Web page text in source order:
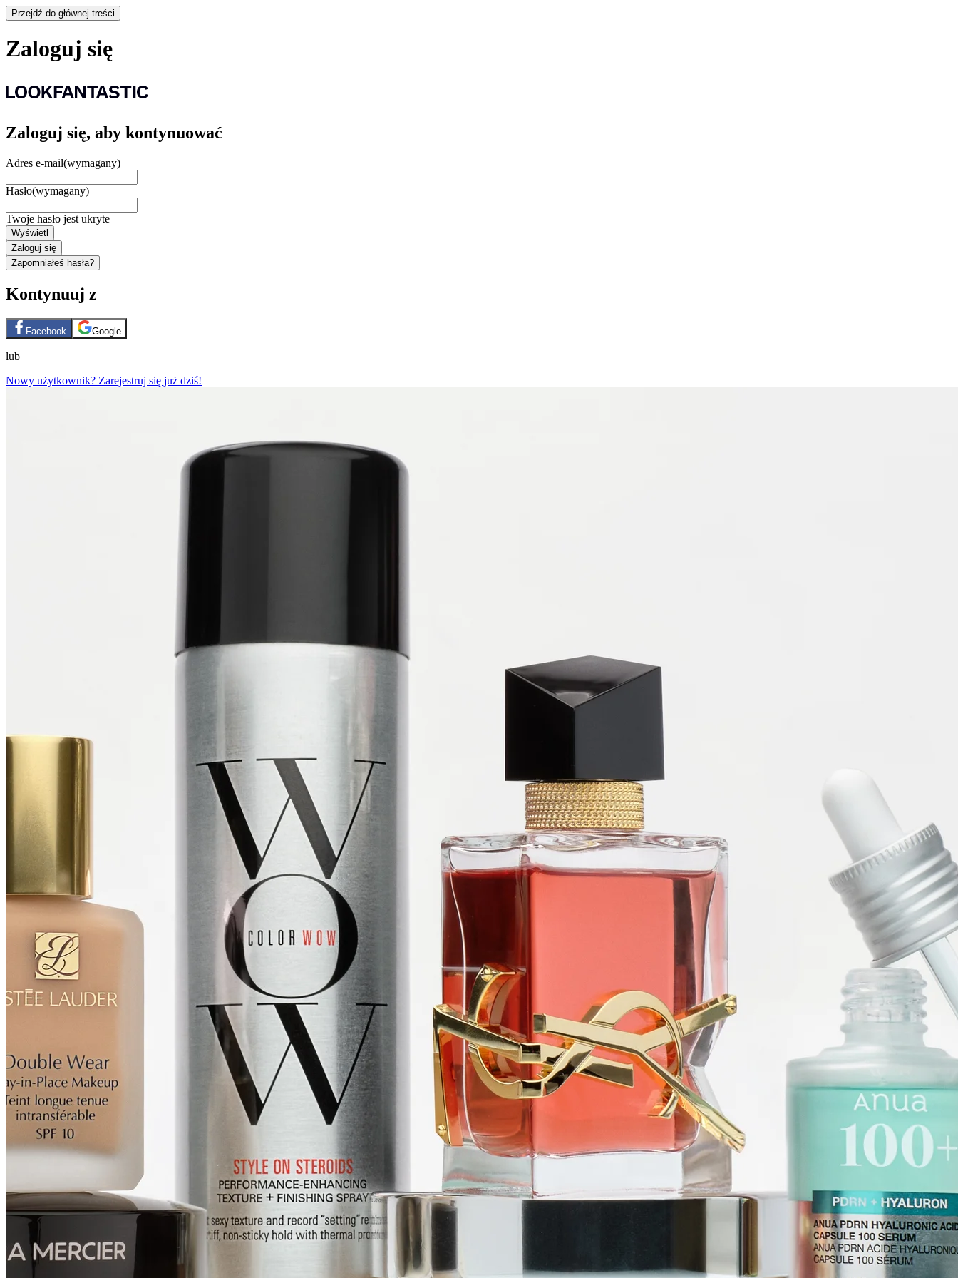
Przejdź do głównej treści
Zaloguj się
Zaloguj się, aby kontynuować
Adres e-mail(wymagany)
Hasło(wymagany)
Twoje hasło jest ukryte
Wyświetl
Zaloguj się
Zapomniałeś hasła?
Kontynuuj z
Facebook Google
lub
Nowy użytkownik? Zarejestruj się już dziś!